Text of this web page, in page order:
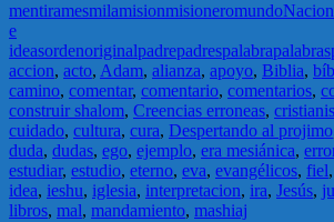
mentiramesmilamisionmisioneromundo
e
ideasordenoriginalpadrepadrespalabrapalabras
accion, acto, Adam, alianza, apoyo, Biblia,
camino, comentar, comentario, comentarios,
construir shalom, Creencias erroneas,
cuidado, cultura, cura, Despertando al projimo
duda, dudas, ego, ejemplo, era mesiánica,
estudiar, estudio, eterno, eva, evangélicos, fiel,
idea, ieshu, iglesia, interpretacion, ira, Jesús,
libros, mal, mandamiento, mashiaj